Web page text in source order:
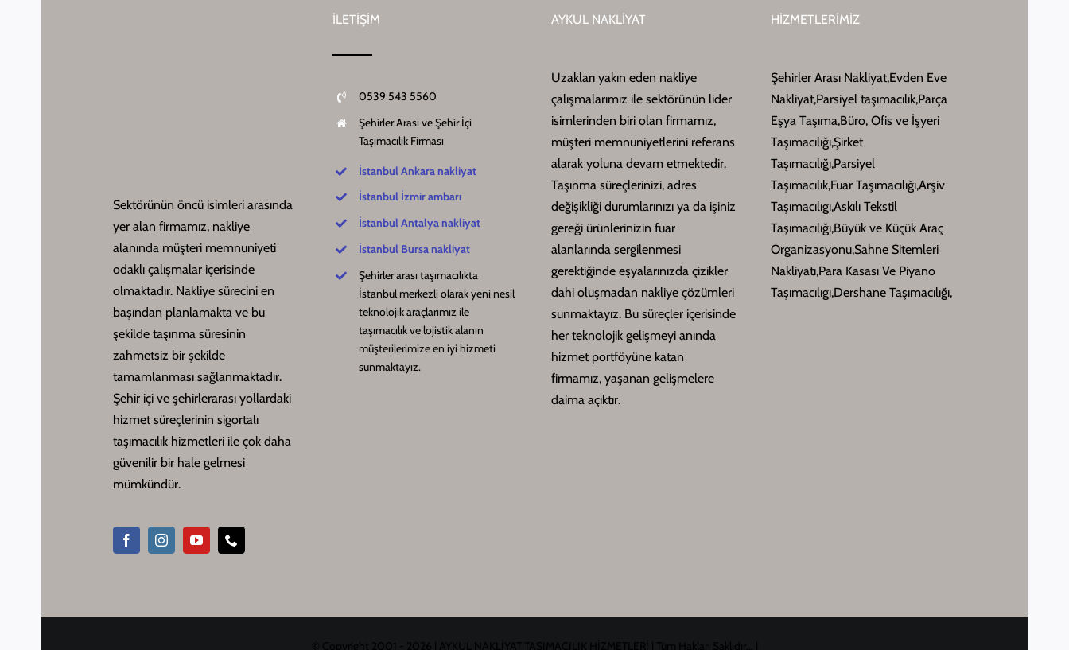
Sektörünün öncü isimleri arasında
yer alan firmamız, nakliye
alanında müşteri memnuniyeti
odaklı çalışmalar içerisinde
olmaktadır. Nakliye sürecini en
başından planlamakta ve bu
şekilde taşınma süresinin
zahmetsiz bir şekilde
tamamlanması sağlanmaktadır.
Şehir içi ve şehirlerarası yollardaki
hizmet süreçlerinin sigortalı
taşımacılık hizmetleri ile çok daha
güvenilir bir hale gelmesi
mümkündür.
İLETİŞİM
0539 543 5560
Şehirler Arası ve Şehir İçi
Taşımacılık Firması
İstanbul Ankara nakliyat
İstanbul İzmir ambarı
İstanbul Antalya nakliyat
İstanbul Bursa nakliyat
Şehirler arası taşımacılıkta
İstanbul merkezli olarak yeni nesil
teknolojik araçlarımız ile
taşımacılık ve lojistik alanın
müşterilerimize en iyi hizmeti
sunmaktayız.
AYKUL NAKLİYAT
Uzakları yakın eden nakliye
çalışmalarımız ile sektörünün lider
isimlerinden biri olan firmamız,
müşteri memnuniyetlerini referans
alarak yoluna devam etmektedir.
Taşınma süreçlerinizi, adres
değişikliği durumlarınızı ya da işiniz
gereği ürünlerinizin fuar
alanlarında sergilenmesi
gerektiğinde eşyalarınızda çizikler
dahi oluşmadan nakliye çözümleri
sunmaktayız. Bu süreçler içerisinde
her teknolojik gelişmeyi anında
hizmet portföyüne katan
firmamız, yaşanan gelişmelere
daima açıktır.
HİZMETLERİMİZ
Şehirler Arası Nakliyat,Evden Eve
Nakliyat,Parsiyel taşımacılık,Parça
Eşya Taşıma,Büro, Ofis ve İşyeri
Taşımacılığı,Şirket
Taşımacılığı,Parsiyel
Taşımacılık,Fuar Taşımacılığı,Arşiv
Taşımacılıgı,Askılı Tekstil
Taşımacılığı,Büyük ve Küçük Araç
Organizasyonu,Sahne Sitemleri
Nakliyatı,Para Kasası Ve Piyano
Taşımacılıgı,Dershane Taşımacılığı,